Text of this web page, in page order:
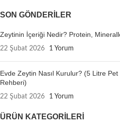
SON GÖNDERILER
Zeytinin İçeriği Nedir? Protein,
22 Şubat 2026 1 Yorum
Evde Zeytin Nasıl Kurulur? (5 Litre
Rehberi)
22 Şubat 2026 1 Yorum
ÜRÜN KATEGORILERI